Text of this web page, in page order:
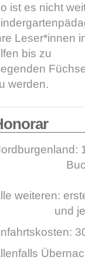
ist es nicht
Leser*innen
bis zu
werden.
von
weiteren:
jede